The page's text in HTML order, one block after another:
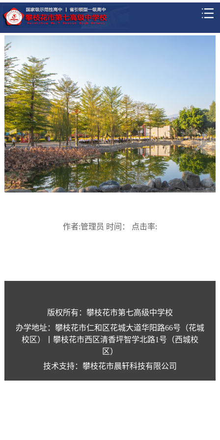
作者:管理员 时间： 点击率:
版权所有：攀枝花市第七高级中学校
办学地址：攀枝花市仁和区花城大道华阳路66号（花城
校区）丨攀枝花市西区清香坪智学北路1号（西城校
区）
技术支持：攀枝花市晨轩科技有限公司